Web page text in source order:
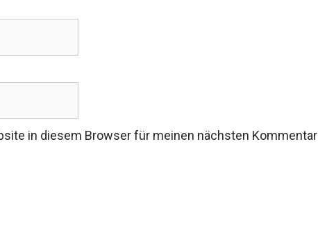
in diesem Browser für meinen nächsten Kommentar